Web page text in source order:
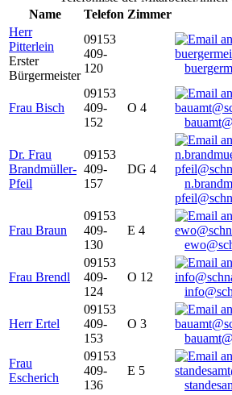
Name
Telefon Zimmer
Herr
Pitterlein
Erster
Bürgermeister
09153
409-
120
Frau Bisch
09153
409-
152
O 4
Dr. Frau
Brandmüller-
Pfeil
09153
409-
157
DG 4
Frau Braun
09153
409-
130
E 4
Frau Brendl
09153
409-
124
O 12
Herr Ertel
09153
409-
153
O 3
Frau
Escherich
09153
409-
136
E 5